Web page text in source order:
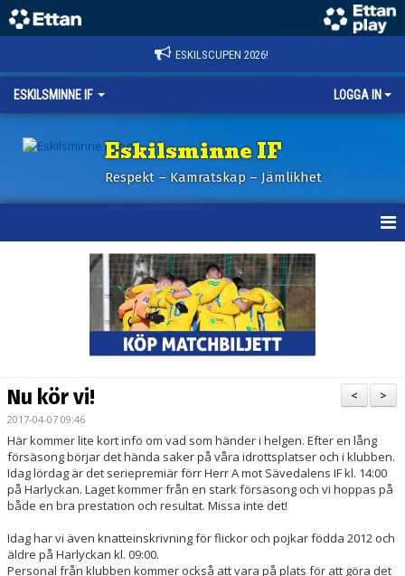
ESKILSCUPEN 2026!
ESKILSMINNE IF LOGGA IN
Eskilsminne IF
Respekt – Kamratskap – Jämlikhet
BILDER ESKILSCUPEN
PARTNERS
KALENDER
LOKALBOKNING
DOKUMENT/FILER
>
<
Nu kör vi!
2017-04-07 09:46
Här kommer lite kort info om vad som händer i helgen. Efter en lång
försäsong börjar det hända saker på våra idrottsplatser och i klubben.
Idag lördag är det seriepremiär förr Herr A mot Sävedalens IF kl. 14:00
på Harlyckan. Laget kommer från en stark försäsong och vi hoppas på
både en bra prestation och resultat. Missa inte det!
Idag har vi även knatteinskrivning för flickor och pojkar födda 2012 och
äldre på Harlyckan kl. 09:00.
Personal från klubben kommer också att vara på plats för att göra det